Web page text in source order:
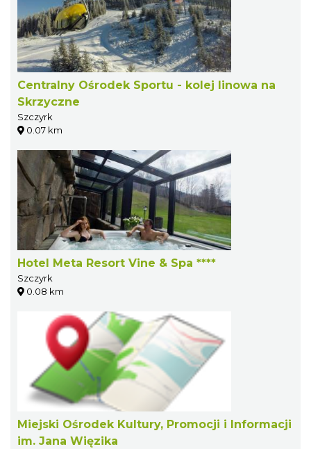
Centralny Ośrodek Sportu - kolej linowa na
Skrzyczne
Szczyrk
0.07 km
Hotel Meta Resort Vine & Spa ****
Szczyrk
0.08 km
Miejski Ośrodek Kultury, Promocji i Informacji
im. Jana Więzika